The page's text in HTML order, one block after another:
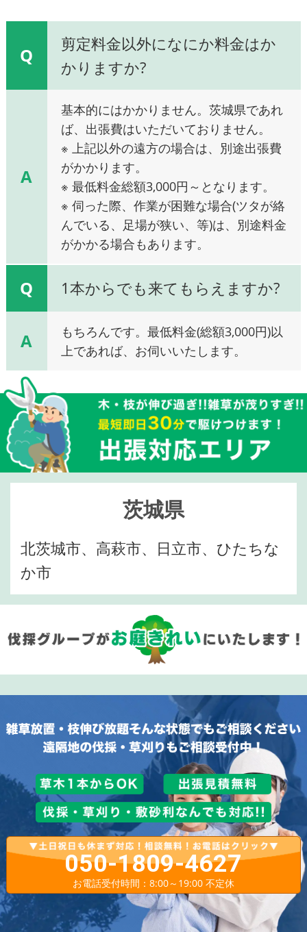
Q
剪定料金以外になにか料金はか
かりますか?
A
基本的にはかかりません。茨城県であれ
ば、出張費はいただいておりません。
※ 上記以外の遠方の場合は、別途出張費
がかかります。
※ 最低料金総額3,000円～となります。
※ 伺った際、作業が困難な場合(ツタが絡
んでいる、足場が狭い、等)は、別途料金
がかかる場合もあります。
Q 1本からでも来てもらえますか?
A
もちろんです。最低料金(総額3,000円)以
上であれば、お伺いいたします。
茨城県
北茨城市、高萩市、日立市、ひたちな
か市
050-1809-4627
お電話受付時間：8:00～19:00 不定休